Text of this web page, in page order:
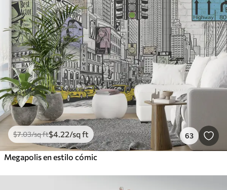
$7.03/sq ft$4.22/sq ft 63
Megapolis en estilo cómic